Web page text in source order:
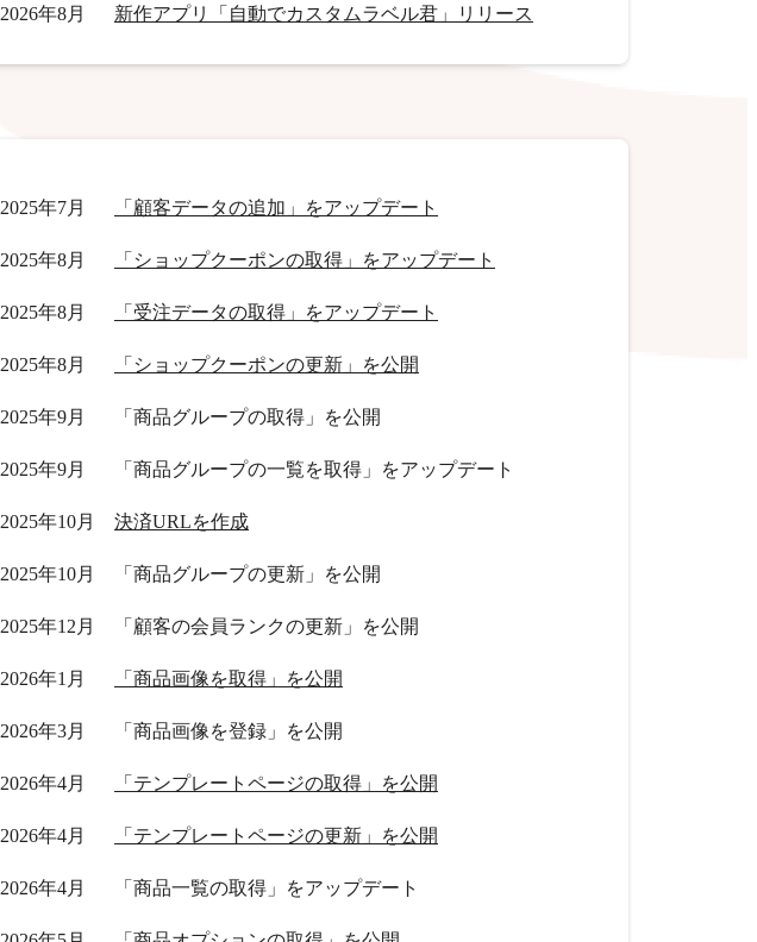
2026年8月 新作アプリ「自動でカスタムラベル君」リリース
2025年7月 「顧客データの追加」をアップデート
2025年8月 「ショップクーポンの取得」をアップデート
2025年8月 「受注データの取得」をアップデート
2025年8月 「ショップクーポンの更新」を公開
2025年9月 「商品グループの取得」を公開
2025年9月 「商品グループの一覧を取得」をアップデート
2025年10月 決済URLを作成
2025年10月 「商品グループの更新」を公開
2025年12月 「顧客の会員ランクの更新」を公開
2026年1月 「商品画像を取得」を公開
2026年3月 「商品画像を登録」を公開
2026年4月 「テンプレートページの取得」を公開
2026年4月 「テンプレートページの更新」を公開
2026年4月 「商品一覧の取得」をアップデート